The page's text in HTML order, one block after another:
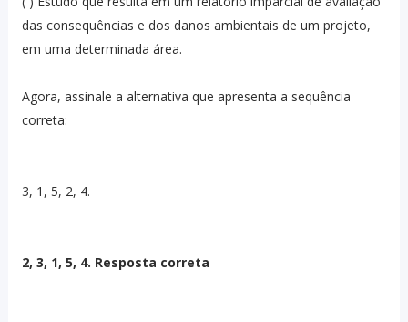
das consequências e dos danos ambientais de um projeto,
em uma determinada área.
Agora, assinale a alternativa que apresenta a sequência
correta:
3, 1, 5, 2, 4.
2, 3, 1, 5, 4. Resposta correta